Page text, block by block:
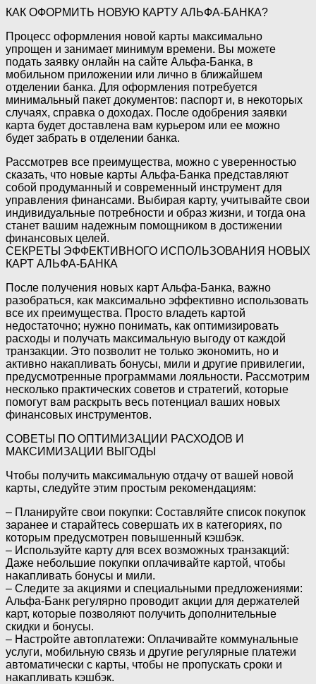
КАК ОФОРМИТЬ НОВУЮ КАРТУ АЛЬФА-БАНКА?
Процесс оформления новой карты максимально
упрощен и занимает минимум времени. Вы можете
подать заявку онлайн на сайте Альфа-Банка, в
мобильном приложении или лично в ближайшем
отделении банка. Для оформления потребуется
минимальный пакет документов: паспорт и, в некоторых
случаях, справка о доходах. После одобрения заявки
карта будет доставлена вам курьером или ее можно
будет забрать в отделении банка.
Рассмотрев все преимущества, можно с уверенностью
сказать, что новые карты Альфа-Банка представляют
собой продуманный и современный инструмент для
управления финансами. Выбирая карту, учитывайте свои
индивидуальные потребности и образ жизни, и тогда она
станет вашим надежным помощником в достижении
финансовых целей.
СЕКРЕТЫ ЭФФЕКТИВНОГО ИСПОЛЬЗОВАНИЯ НОВЫХ
КАРТ АЛЬФА-БАНКА
После получения новых карт Альфа-Банка, важно
разобраться, как максимально эффективно использовать
все их преимущества. Просто владеть картой
недостаточно; нужно понимать, как оптимизировать
расходы и получать максимальную выгоду от каждой
транзакции. Это позволит не только экономить, но и
активно накапливать бонусы, мили и другие привилегии,
предусмотренные программами лояльности. Рассмотрим
несколько практических советов и стратегий, которые
помогут вам раскрыть весь потенциал ваших новых
финансовых инструментов.
СОВЕТЫ ПО ОПТИМИЗАЦИИ РАСХОДОВ И
МАКСИМИЗАЦИИ ВЫГОДЫ
Чтобы получить максимальную отдачу от вашей новой
карты, следуйте этим простым рекомендациям:
– Планируйте свои покупки: Составляйте список покупок
заранее и старайтесь совершать их в категориях, по
которым предусмотрен повышенный кэшбэк.
– Используйте карту для всех возможных транзакций:
Даже небольшие покупки оплачивайте картой, чтобы
накапливать бонусы и мили.
– Следите за акциями и специальными предложениями:
Альфа-Банк регулярно проводит акции для держателей
карт, которые позволяют получить дополнительные
скидки и бонусы.
– Настройте автоплатежи: Оплачивайте коммунальные
услуги, мобильную связь и другие регулярные платежи
автоматически с карты, чтобы не пропускать сроки и
накапливать кэшбэк.